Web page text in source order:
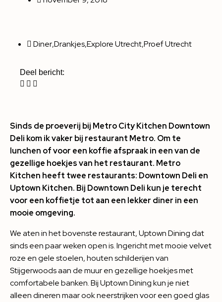
Diner,Drankjes,Explore Utrecht,Proef Utrecht
Deel bericht:
Sinds de proeverij bij Metro City Kitchen Downtown
Deli kom ik vaker bij restaurant Metro. Om te
lunchen of voor een koffie afspraak in een van de
gezellige hoekjes van het restaurant. Metro
Kitchen heeft twee restaurants: Downtown Deli en
Uptown Kitchen. Bij Downtown Deli kun je terecht
voor een koffietje tot aan een lekker diner in een
mooie omgeving.
We aten in het bovenste restaurant, Uptown Dining dat
sinds een paar weken open is. Ingericht met mooie velvet
roze en gele stoelen, houten schilderijen van
Stijgerwoods aan de muur en gezellige hoekjes met
comfortabele banken. Bij Uptown Dining kun je niet
alleen dineren maar ook neerstrijken voor een goed glas